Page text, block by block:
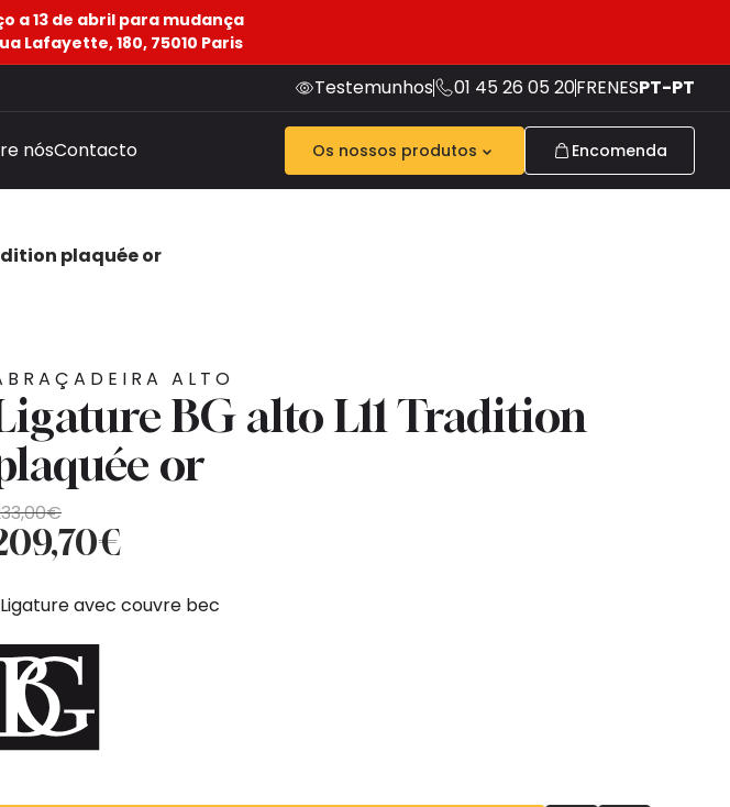
a 13 de abril para mudança
Lafayette, 180, 75010 Paris
Testemunhos 01 45 26 05 20FRENESPT-PT
nósContacto Os nossos produtos Encomenda
plaquée or
ALTO
BG alto L11 Tradition
or
€
€
avec couvre bec